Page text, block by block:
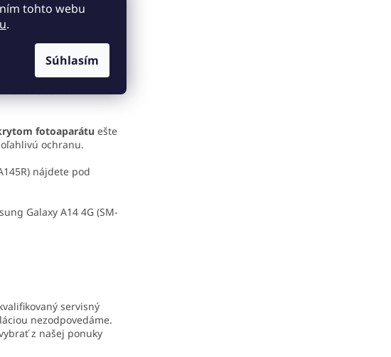
tohto webu
.
Súhlasím
s maximálnou
fotoaparátu ešte
ochranu.
nájdete pod
Galaxy A14 4G (SM-
servisný
nezodpovedáme.
z našej ponuky